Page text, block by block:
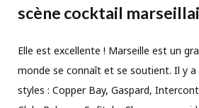
scène cocktail
Elle est excellente ! Marseille est un
monde se connaît et se soutient. Il y a
styles : Copper Bay, Gaspard,